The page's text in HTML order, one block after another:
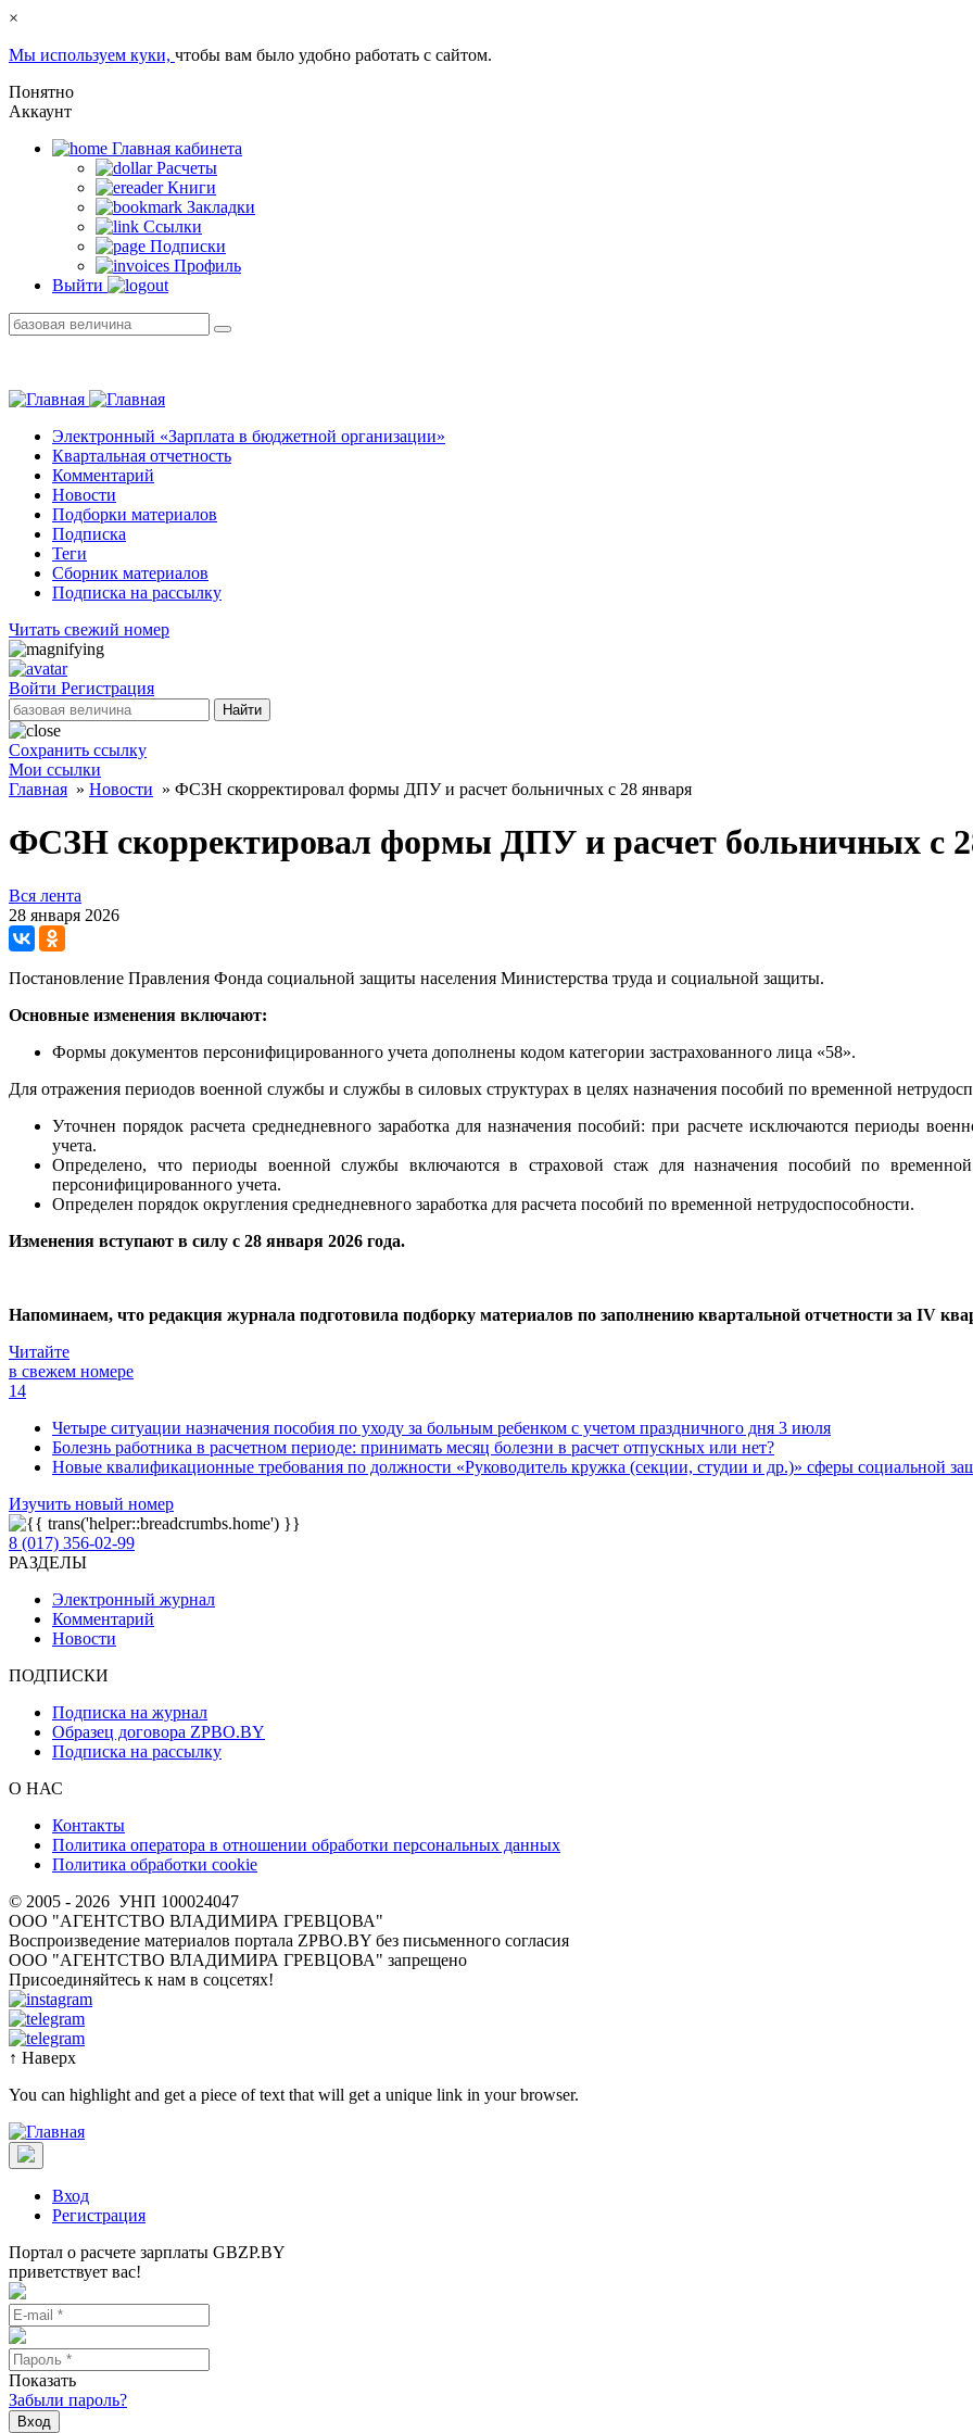
×
Мы используем куки, чтобы вам было удобно работать с сайтом.
Понятно
Аккаунт
Главная кабинетa
Расчеты
Книги
Закладки
Ссылки
Подписки
Профиль
Выйти
Электронный «Зарплата в бюджетной организации»
Квартальная отчетность
Комментарий
Новости
Подборки материалов
Подписка
Теги
Сборник материалов
Подписка на рассылку
Читать свежий номер
Войти Регистрация
Найти
Сохранить ссылку
Мои ссылки
Главная » Новости » ФСЗН скорректировал формы ДПУ и расчет больничных с 28 января
ФСЗН скорректировал формы ДПУ и расчет больничных с
Вся лента
28 января 2026
Постановление Правления Фонда социальной защиты населения Министерства труда и социальной защиты.
Основные изменения включают:
Формы документов персонифицированного учета дополнены кодом категории застрахованного лица «58».
Для отражения периодов военной службы и службы в силовых структурах в целях назначения пособий по временной
Уточнен порядок расчета среднедневного заработка для назначения пособий: при расчете исключаются периоды
учета.
Определено, что периоды военной службы включаются в страховой стаж для назначения пособий по
персонифицированного учета.
Определен порядок округления среднедневного заработка для расчета пособий по временной нетрудоспособности.
Изменения вступают в силу с 28 января 2026 года.
Напоминаем, что редакция журнала подготовила подборку материалов по заполнению квартальной отчетности за IV
Читайте
в свежем номере
14
Четыре ситуации назначения пособия по уходу за больным ребенком с учетом праздничного дня 3 июля
Болезнь работника в расчетном периоде: принимать месяц болезни в расчет отпускных или нет?
Новые квалификационные требования по должности «Руководитель кружка (секции, студии и др.)» сферы социальной
Изучить новый номер
8 (017) 356-02-99
РАЗДЕЛЫ
Электронный журнал
Комментарий
Новости
ПОДПИСКИ
Подписка на журнал
Образец договора ZPBO.BY
Подписка на рассылку
О НАС
Контакты
Политика оператора в отношении обработки персональных данных
Политика обработки cookie
© 2005 - 2026 УНП 100024047
ООО "АГЕНТСТВО ВЛАДИМИРА ГРЕВЦОВА"
Воспроизведение материалов портала ZPBO.BY без письменного согласия
OOO "АГЕНТСТВО ВЛАДИМИРА ГРЕВЦОВА" запрещено
Присоединяйтесь к нам в соцсетях!
↑ Наверх
You can highlight and get a piece of text that will get a unique link in your browser.
Вход
Регистрация
Портал о расчете зарплаты GBZP.BY
приветствует вас!
Показать
Забыли пароль?
Вход